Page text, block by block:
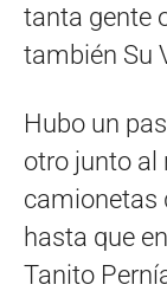
tanta gente
también Su
Hubo un
otro junto al
camionetas
hasta que
Tanito